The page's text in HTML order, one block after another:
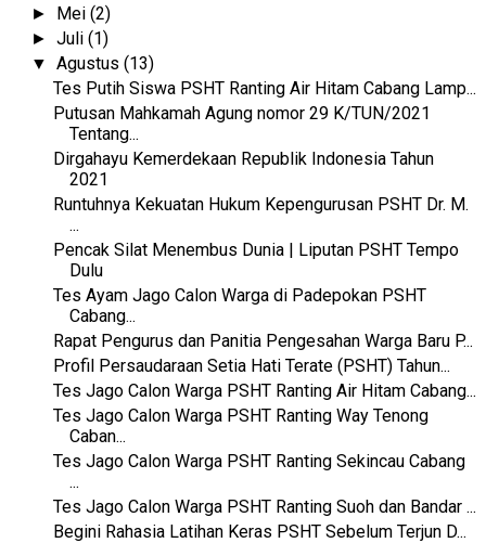
► Mei(2)
►Juli(1)
▼Agustus(13)
Tes Putih Siswa PSHT Ranting Air Hitam Cabang Lamp...
Putusan Mahkamah Agung nomor 29 K/TUN/2021
Tentang...
Dirgahayu Kemerdekaan Republik Indonesia Tahun
2021
Runtuhnya Kekuatan Hukum Kepengurusan PSHT Dr. M.
...
Pencak Silat Menembus Dunia | Liputan PSHT Tempo
Dulu
Tes Ayam Jago Calon Warga di Padepokan PSHT
Cabang...
Rapat Pengurus dan Panitia Pengesahan Warga Baru P...
Profil Persaudaraan Setia Hati Terate (PSHT) Tahun...
Tes Jago Calon Warga PSHT Ranting Air Hitam Cabang...
Tes Jago Calon Warga PSHT Ranting Way Tenong
Caban...
Tes Jago Calon Warga PSHT Ranting Sekincau Cabang
...
Tes Jago Calon Warga PSHT Ranting Suoh dan Bandar ...
Begini Rahasia Latihan Keras PSHT Sebelum Terjun D...